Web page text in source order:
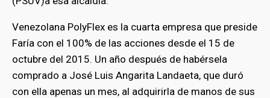
Venezolana PolyFlex es la cuarta empresa que preside
Faría con el 100% de las acciones desde el 15 de
octubre del 2015. Un año después de habérsela
comprado a José Luis Angarita Landaeta, que duró
con ella apenas un mes, al adquirirla de manos de sus